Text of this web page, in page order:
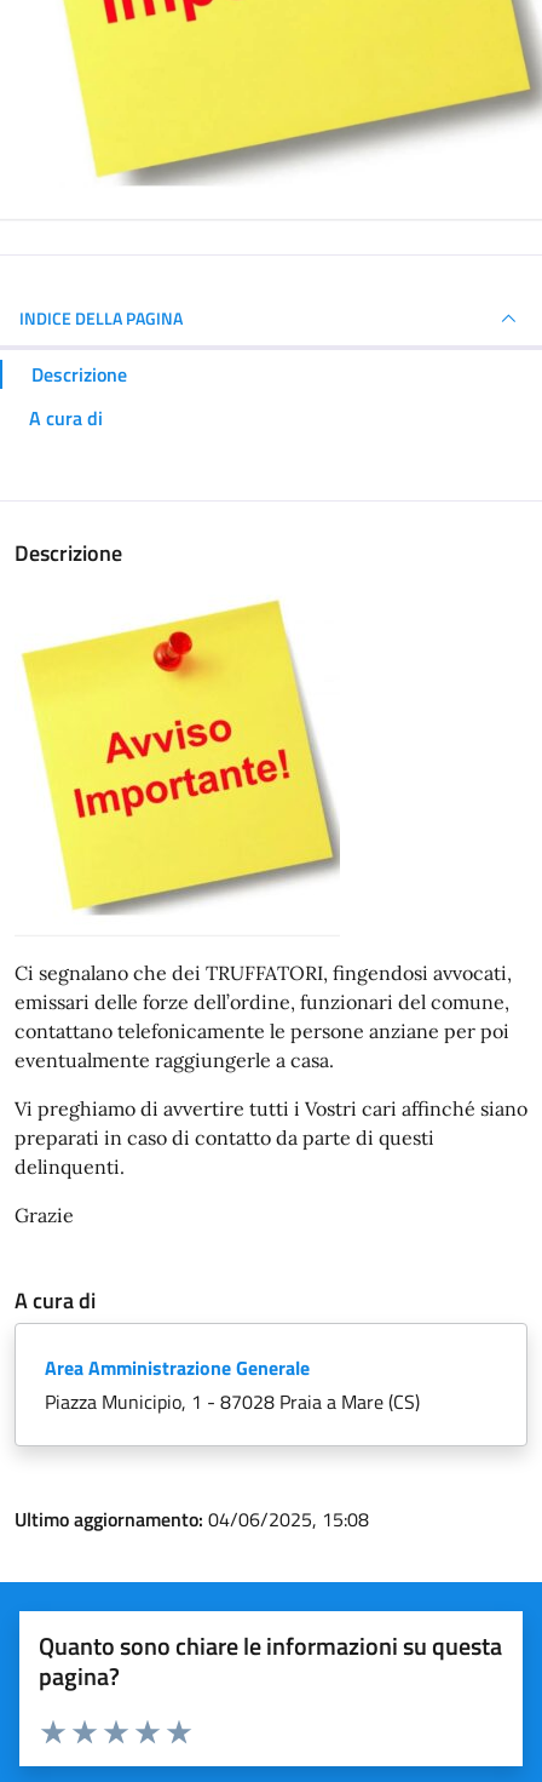
INDICE DELLA PAGINA
Descrizione
A cura di
Descrizione
Ci segnalano che dei TRUFFATORI, fingendosi avvocati,
emissari delle forze dell’ordine, funzionari del comune,
contattano telefonicamente le persone anziane per poi
eventualmente raggiungerle a casa.
Vi preghiamo di avvertire tutti i Vostri cari affinché siano
preparati in caso di contatto da parte di questi
delinquenti.
Grazie
A cura di
Area Amministrazione Generale
Piazza Municipio, 1 - 87028 Praia a Mare (CS)
Ultimo aggiornamento: 04/06/2025, 15:08
Quanto sono chiare le informazioni su questa
pagina?
Valuta 5 stelle su 5
Valuta 4 stelle su 5
Valuta 3 stelle su 5
Valuta 2 stelle su 5
Valuta 1 stelle su 5